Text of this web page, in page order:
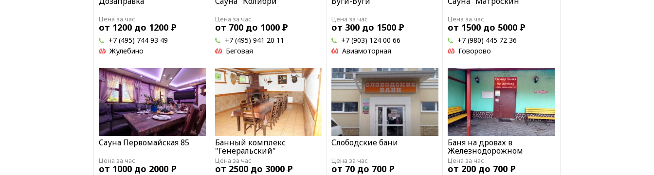
Цена за час
от 1200 до 1200 Р
Жулебино
+7 (495) 744 93 49
Цена за час
от 700 до 1000 Р
Беговая
+7 (495) 941 20 11
Цена за час
от 300 до 1500 Р
Авиамоторная
+7 (903) 124 00 66
Цена за час
от 1500 до 5000 Р
Говорово
+7 (980) 445 72 36
Cауна Первомайская 85
Цена за час
от 1000 до 2000 Р
Банный комплекс
"Генеральский"
Цена за час
от 2500 до 3000 Р
Слободские бани
Цена за час
от 70 до 700 Р
Баня на дровах в
Железнодорожном
Цена за час
от 200 до 700 Р